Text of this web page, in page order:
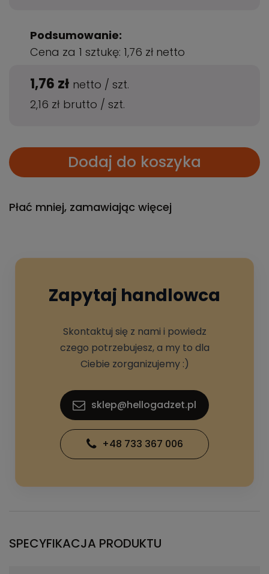
Podsumowanie:
Cena za 1 sztukę: 1,76 zł netto
1,76 zł netto / szt.
2,16 zł brutto / szt.
Dodaj do koszyka
Płać mniej, zamawiając więcej
Zapytaj handlowca
Skontaktuj się z nami i powiedz
czego potrzebujesz, a my to dla
Ciebie zorganizujemy :)
sklep@hellogadzet.pl
+48 733 367 006
SPECYFIKACJA PRODUKTU